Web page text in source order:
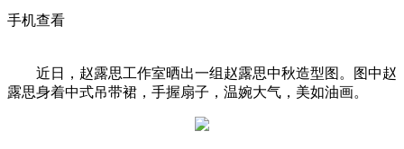
手机查看
近日，赵露思工作室晒出一组赵露思中秋造型图。图中赵
露思身着中式吊带裙，手握扇子，温婉大气，美如油画。